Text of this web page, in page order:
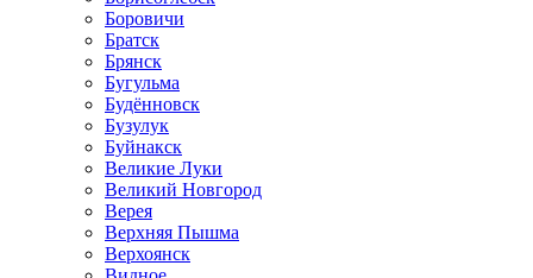
Боровичи
Братск
Брянск
Бугульма
Будённовск
Бузулук
Буйнакск
Великие Луки
Великий Новгород
Верея
Верхняя Пышма
Верхоянск